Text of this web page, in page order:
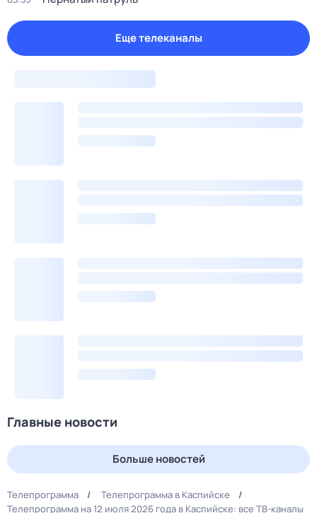
Еще телеканалы
Главные новости
Больше новостей
Телепрограмма
Телепрограмма в Каспийске
Телепрограмма на 12 июля 2026 года в Каспийске: все ТВ-каналы